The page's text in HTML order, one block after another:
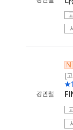
강민철
N
[